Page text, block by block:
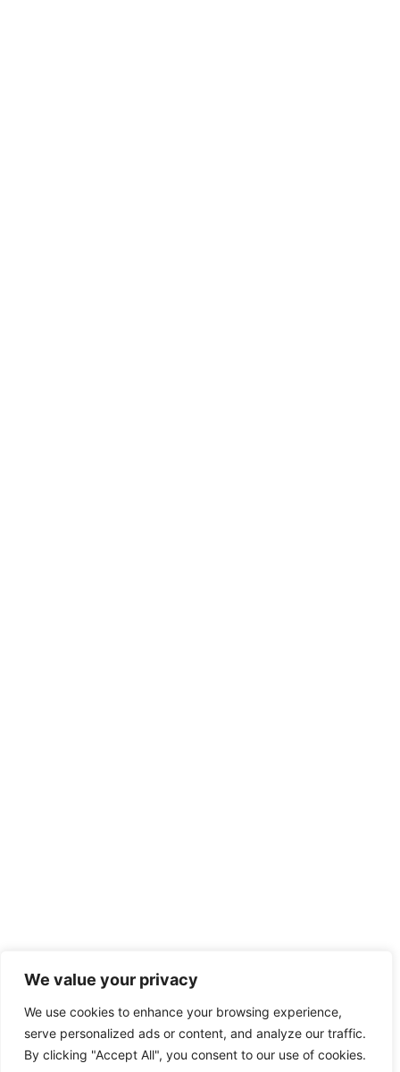
We value your privacy
We use cookies to enhance your browsing experience,
serve personalized ads or content, and analyze our traffic.
By clicking "Accept All", you consent to our use of cookies.